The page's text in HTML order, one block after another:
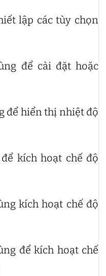
lập các tùy chọn
để cài đặt hoặc
để hiển thị nhiệt độ
để kích hoạt chế độ
kích hoạt chế độ
để kích hoạt chế